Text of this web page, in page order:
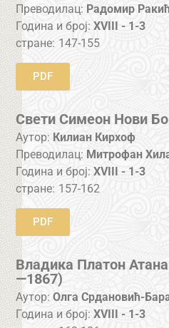
Преводилац: Радомир Ракић
Година и број:XVIII - 1-3
стране: 147-155
PDF
Свети Симеон Нови
Аутор: Килиан Кирхоф
Преводилац: Митрофан
Година и број:XVIII - 1-3
стране: 157-162
PDF
Владика Платон
—1867)
Аутор: Олга Срдановић-
Година и број:XVIII - 1-3